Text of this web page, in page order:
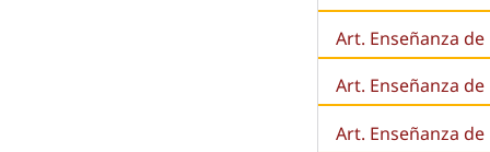
Art. Enseñanza de
Art. Enseñanza
Art. Enseñanza